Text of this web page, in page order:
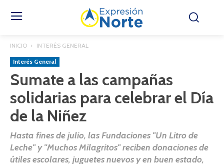
INICIO INTERÉS GENERAL
Interés General
Sumate a las campañas
solidarias para celebrar el Día
de la Niñez
Hasta fines de julio, las Fundaciones "Un Litro de
Leche" y "Muchos Milagritos" reciben donaciones de
útiles escolares, juguetes nuevos y en buen estado,